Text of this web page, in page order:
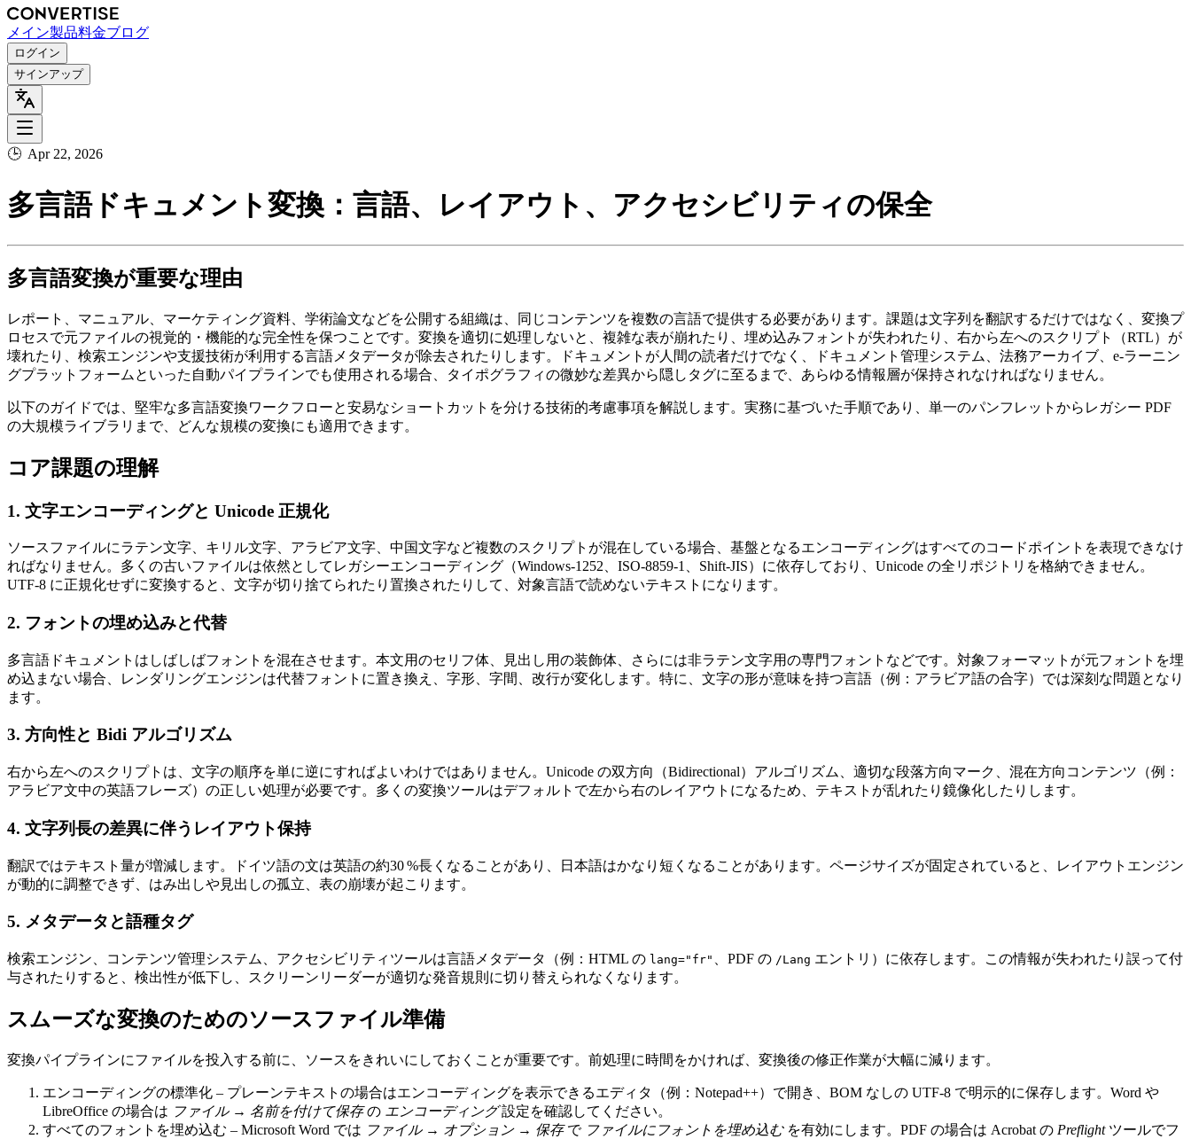
メイン製品料金ブログ
ログイン
サインアップ
🕒 Apr 22, 2026
多言語ドキュメント変換：言語、レイアウト、アクセシビリティの保全
多言語変換が重要な理由
レポート、マニュアル、マーケティング資料、学術論文などを公開する組織は、同じコンテンツを複数の言語で提供する必要があります。課題は文字列を翻訳するだけではなく、変換プ
ロセスで元ファイルの視覚的・機能的な完全性を保つことです。変換を適切に処理しないと、複雑な表が崩れたり、埋め込みフォントが失われたり、右から左へのスクリプト（RTL）が
壊れたり、検索エンジンや支援技術が利用する言語メタデータが除去されたりします。ドキュメントが人間の読者だけでなく、ドキュメント管理システム、法務アーカイブ、e‑ラーニン
グプラットフォームといった自動パイプラインでも使用される場合、タイポグラフィの微妙な差異から隠しタグに至るまで、あらゆる情報層が保持されなければなりません。
以下のガイドでは、堅牢な多言語変換ワークフローと安易なショートカットを分ける技術的考慮事項を解説します。実務に基づいた手順であり、単一のパンフレットからレガシー PDF
の大規模ライブラリまで、どんな規模の変換にも適用できます。
コア課題の理解
1. 文字エンコーディングと Unicode 正規化
ソースファイルにラテン文字、キリル文字、アラビア文字、中国文字など複数のスクリプトが混在している場合、基盤となるエンコーディングはすべてのコードポイントを表現できなけ
ればなりません。多くの古いファイルは依然としてレガシーエンコーディング（Windows‑1252、ISO‑8859‑1、Shift‑JIS）に依存しており、Unicode の全リポジトリを格納できません。
UTF‑8 に正規化せずに変換すると、文字が切り捨てられたり置換されたりして、対象言語で読めないテキストになります。
2. フォントの埋め込みと代替
多言語ドキュメントはしばしばフォントを混在させます。本文用のセリフ体、見出し用の装飾体、さらには非ラテン文字用の専門フォントなどです。対象フォーマットが元フォントを埋
め込まない場合、レンダリングエンジンは代替フォントに置き換え、字形、字間、改行が変化します。特に、文字の形が意味を持つ言語（例：アラビア語の合字）では深刻な問題となり
ます。
3. 方向性と Bidi アルゴリズム
右から左へのスクリプトは、文字の順序を単に逆にすればよいわけではありません。Unicode の双方向（Bidirectional）アルゴリズム、適切な段落方向マーク、混在方向コンテンツ（例：
アラビア文中の英語フレーズ）の正しい処理が必要です。多くの変換ツールはデフォルトで左から右のレイアウトになるため、テキストが乱れたり鏡像化したりします。
4. 文字列長の差異に伴うレイアウト保持
翻訳ではテキスト量が増減します。ドイツ語の文は英語の約30 %長くなることがあり、日本語はかなり短くなることがあります。ページサイズが固定されていると、レイアウトエンジン
が動的に調整できず、はみ出しや見出しの孤立、表の崩壊が起こります。
5. メタデータと語種タグ
検索エンジン、コンテンツ管理システム、アクセシビリティツールは言語メタデータ（例：HTML の lang="fr" 、PDF の /Lang エントリ）に依存します。この情報が失われたり誤って付
与されたりすると、検出性が低下し、スクリーンリーダーが適切な発音規則に切り替えられなくなります。
スムーズな変換のためのソースファイル準備
変換パイプラインにファイルを投入する前に、ソースをきれいにしておくことが重要です。前処理に時間をかければ、変換後の修正作業が大幅に減ります。
エンコーディングの標準化 – プレーンテキストの場合はエンコーディングを表示できるエディタ（例：Notepad++）で開き、BOM なしの UTF‑8 で明示的に保存します。Word や
LibreOffice の場合は ファイル → 名前を付けて保存の エンコーディング設定を確認してください。
すべてのフォントを埋め込む – Microsoft Word では ファイル → オプション → 保存で ファイルにフォントを埋め込むを有効にします。PDF の場合は Acrobat の Preflightツールでフ